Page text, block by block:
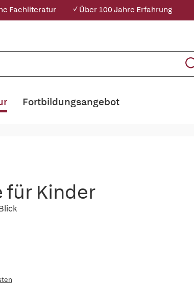
Fachliteratur ✓ Über 100 Jahre Erfahrung
Fortbildungsangebot
Kinder